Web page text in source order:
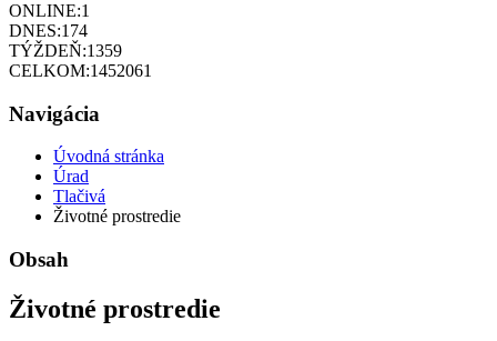
ONLINE:1
DNES:174
TÝŽDEŇ:1359
CELKOM:1452061
Navigácia
Úvodná stránka
Úrad
Tlačivá
Životné prostredie
Obsah
Životné prostredie